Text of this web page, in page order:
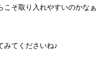
こそ取り入れやすいのかなぁ
みてくださいね♪